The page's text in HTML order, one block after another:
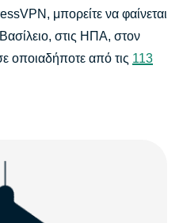
μπορείτε να φαίνεται
στις ΗΠΑ, στον
οποιαδήποτε από τις 113